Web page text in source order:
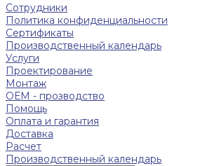
Сотрудники
Политика конфиденциальности
Сертификаты
Производственный календарь
Услуги
Проектирование
Монтаж
ОЕМ - прозводство
Помощь
Оплата и гарантия
Доставка
Расчет
Производственный календарь